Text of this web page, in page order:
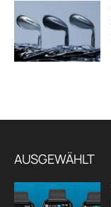
AUSGEWÄHLT